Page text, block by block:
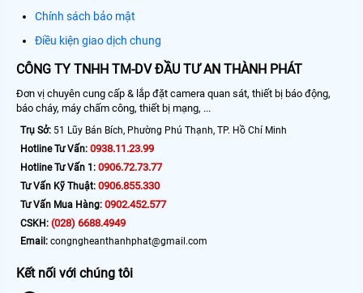
Chính sách bảo mật
Điều kiện giao dịch chung
CÔNG TY TNHH TM-DV ĐẦU TƯ AN THÀNH PHÁT
Đơn vị chuyên cung cấp & lắp đặt camera quan sát, thiết bị báo động,
báo cháy, máy chấm công, thiết bị mạng, ...
Trụ Sở: 51 Lũy Bán Bích, Phường Phú Thạnh, TP. Hồ Chí Minh
Hotline Tư Vấn: 0938.11.23.99
Hotline Tư Vấn 1: 0906.72.73.77
Tư Vấn Kỹ Thuật: 0906.855.330
Tư Vấn Mua Hàng: 0902.452.577
CSKH: (028) 6688.4949
Email: congngheanthanhphat@gmail.com
Kết nối với chúng tôi